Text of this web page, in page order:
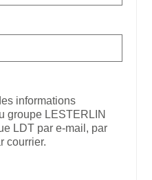
informations
groupe LESTERLIN
LDT par e-mail, par
courrier.